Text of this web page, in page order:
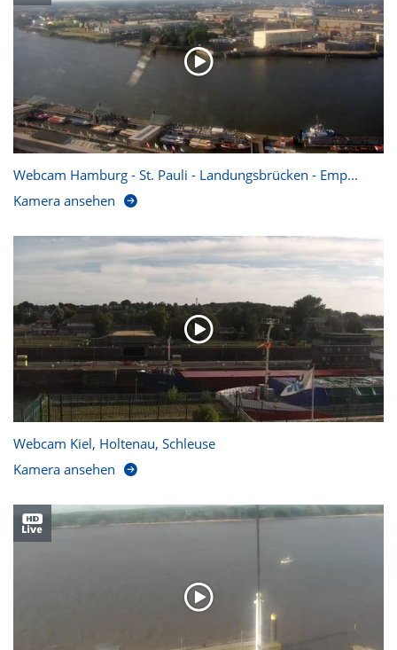
Webcam Hamburg - St. Pauli - Landungsbrücken - Emp...
Kamera ansehen
Webcam Kiel, Holtenau, Schleuse
Kamera ansehen